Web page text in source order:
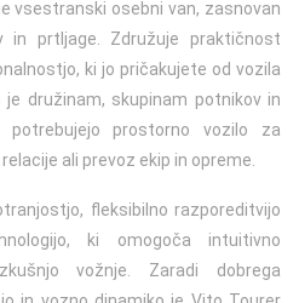
vozila
vsestranski osebni van, zasnovan
in prtljage. Združuje praktičnost
ki jo pričakujete od vozila
je družinam, skupinam potnikov in
potrebujejo prostorno vozilo za
ali prevoz ekip in opreme.
fleksibilno razporeditvijo
ki omogoča intuitivno
vožnje. Zaradi dobrega